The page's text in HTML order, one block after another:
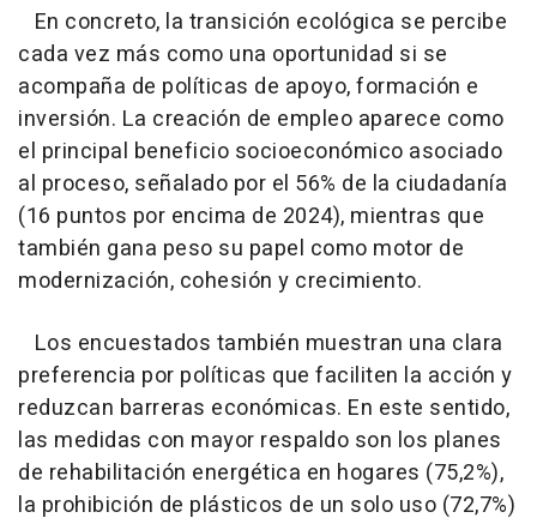
En concreto, la transición ecológica se percibe
cada vez más como una oportunidad si se
acompaña de políticas de apoyo, formación e
inversión. La creación de empleo aparece como
el principal beneficio socioeconómico asociado
al proceso, señalado por el 56% de la ciudadanía
(16 puntos por encima de 2024), mientras que
también gana peso su papel como motor de
modernización, cohesión y crecimiento.
Los encuestados también muestran una clara
preferencia por políticas que faciliten la acción y
reduzcan barreras económicas. En este sentido,
las medidas con mayor respaldo son los planes
de rehabilitación energética en hogares (75,2%),
la prohibición de plásticos de un solo uso (72,7%)